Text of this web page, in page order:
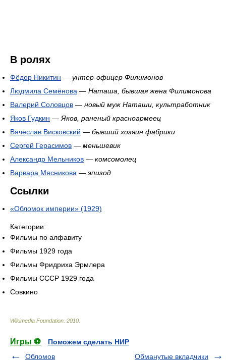
В ролях
Фёдор Никитин — унтер-офицер Филимонов
Людмила Семёнова — Наташа, бывшая жена Филимонова
Валерий Соловцов — новый муж Наташи, культработник
Яков Гудкин — Яков, раненый красноармеец
Вячеслав Висковский — бывший хозяин фабрики
Сергей Герасимов — меньшевик
Александр Мельников — комсомолец
Варвара Мясникова — эпизод
Ссылки
«Обломок империи» (1929)
Категории:
Фильмы по алфавиту
Фильмы 1929 года
Фильмы Фридриха Эрмлера
Фильмы СССР 1929 года
Совкино
Wikimedia Foundation 2010
Игры ⚽
Поможем сделать НИР
Обломов
Обманутые вкладчики